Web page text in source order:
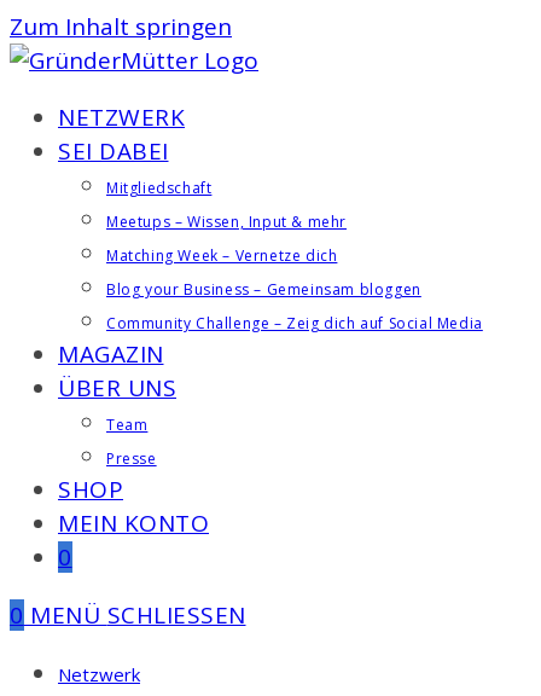
Zum Inhalt springen
NETZWERK
SEI DABEI
Mitgliedschaft
Meetups – Wissen, Input & mehr
Matching Week – Vernetze dich
Blog your Business – Gemeinsam bloggen
Community Challenge – Zeig dich auf Social Media
MAGAZIN
ÜBER UNS
Team
Presse
SHOP
MEIN KONTO
0
0 MENÜ SCHLIESSEN
Netzwerk